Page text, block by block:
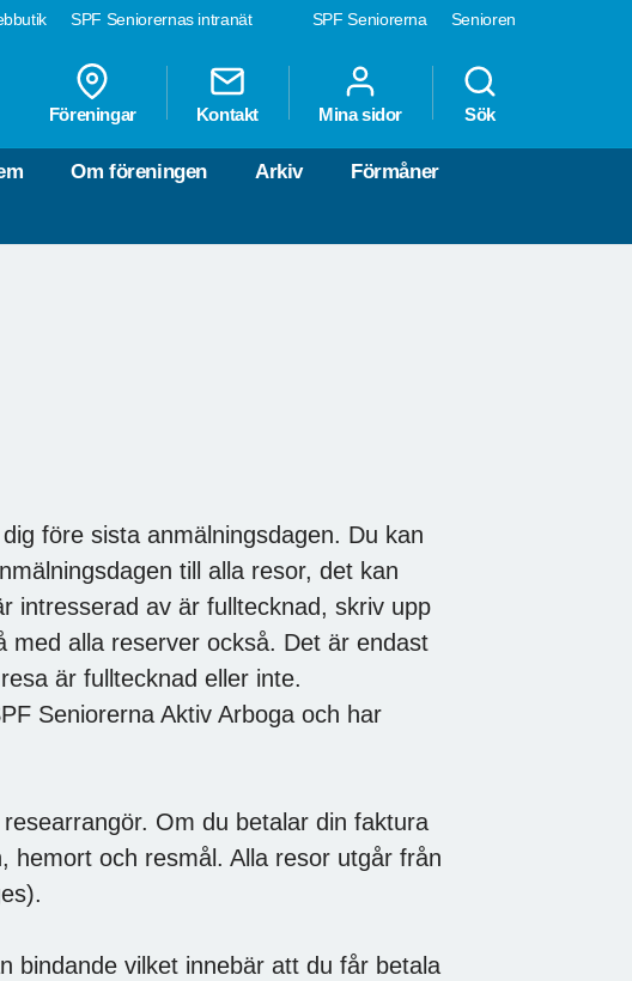
SPF Seniorerna Senioren
SPF Seniorernas intranät
Föreningar Kontakt Mina sidor Sök
Om föreningen Arkiv Förmåner
före sista anmälningsdagen. Du kan
till alla resor, det kan
intresserad av är fulltecknad, skriv upp
alla reserver också. Det är endast
en resa är fulltecknad eller inte.
Seniorerna Aktiv Arboga och har
Om du betalar din faktura
hemort och resmål. Alla resor utgår från
bindande vilket innebär att du får betala